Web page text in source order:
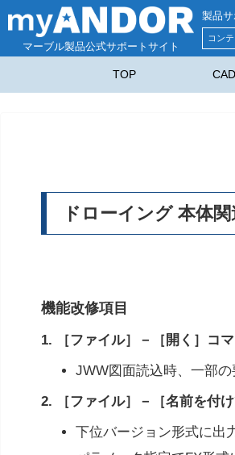
マーブル製品公式サポートサイト
製品
コン
TOP
ドローイング 本体関
機能改修項目
1. ［ファイル］－［開く］コ
JWW図面読込時、一部
2. ［ファイル］－［名前を付
下位バージョン形式に出